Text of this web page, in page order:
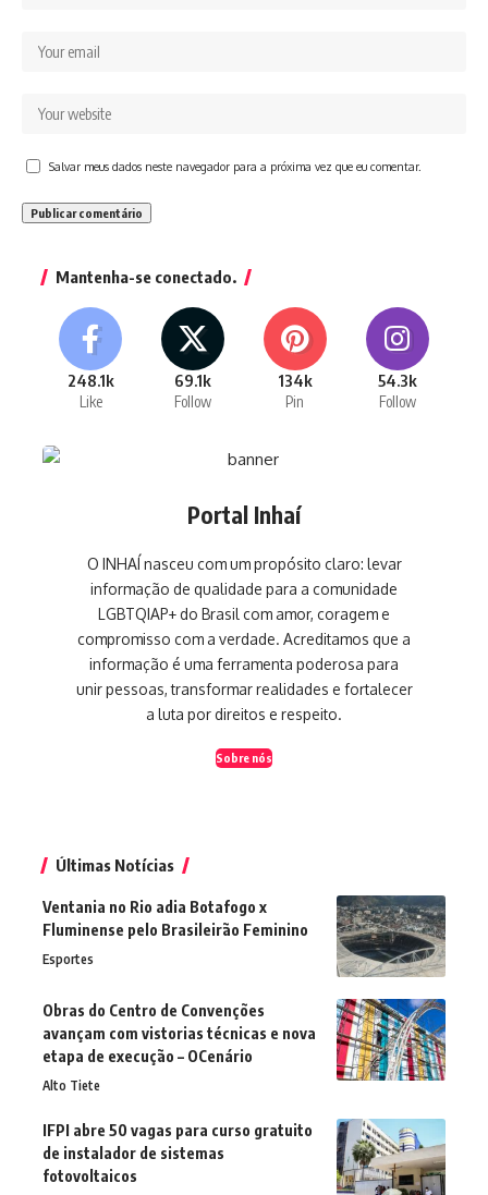
Salvar meus dados neste navegador para a próxima vez que eu comentar.
Mantenha-se conectado.
248.1k
Like
69.1k
Follow
134k
Pin
54.3k
Follow
Portal Inhaí
O INHAÍ nasceu com um propósito claro: levar
informação de qualidade para a comunidade
LGBTQIAP+ do Brasil com amor, coragem e
compromisso com a verdade. Acreditamos que a
informação é uma ferramenta poderosa para
unir pessoas, transformar realidades e fortalecer
a luta por direitos e respeito.
Sobre nós
Últimas Notícias
Ventania no Rio adia Botafogo x
Fluminense pelo Brasileirão Feminino
Esportes
Obras do Centro de Convenções
avançam com vistorias técnicas e nova
etapa de execução – OCenário
Alto Tiete
IFPI abre 50 vagas para curso gratuito
de instalador de sistemas
fotovoltaicos